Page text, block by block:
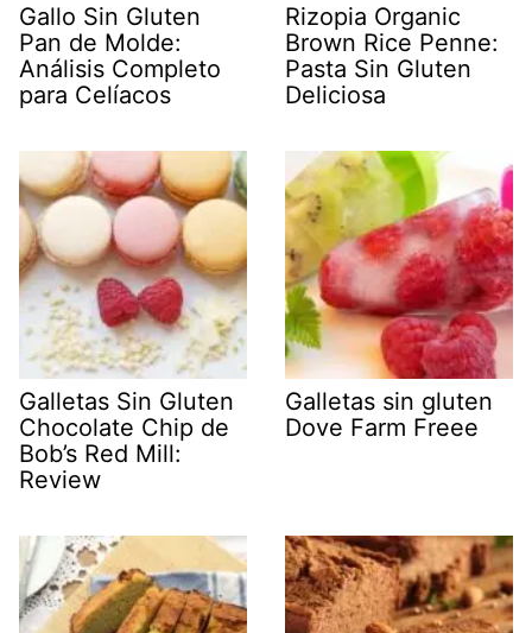
Gallo Sin Gluten
Pan de Molde:
Análisis Completo
para Celíacos
Rizopia Organic
Brown Rice Penne:
Pasta Sin Gluten
Deliciosa
Galletas Sin Gluten
Chocolate Chip de
Bob’s Red Mill:
Review
Galletas sin gluten
Dove Farm Freee